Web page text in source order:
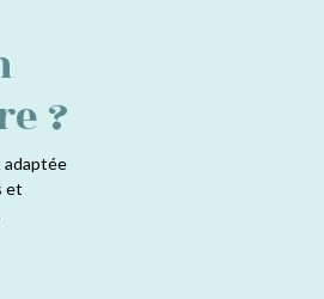
?
adaptée
et